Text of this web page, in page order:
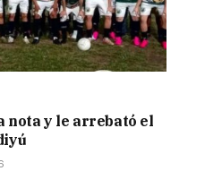
nota y le arrebató el